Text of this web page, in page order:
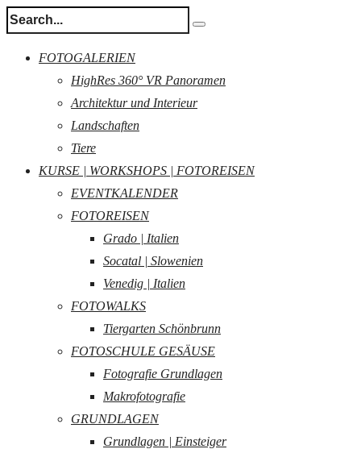
FOTOGALERIEN
HighRes 360° VR Panoramen
Architektur und Interieur
Landschaften
Tiere
KURSE | WORKSHOPS | FOTOREISEN
EVENTKALENDER
FOTOREISEN
Grado | Italien
Socatal | Slowenien
Venedig | Italien
FOTOWALKS
Tiergarten Schönbrunn
FOTOSCHULE GESÄUSE
Fotografie Grundlagen
Makrofotografie
GRUNDLAGEN
Grundlagen | Einsteiger